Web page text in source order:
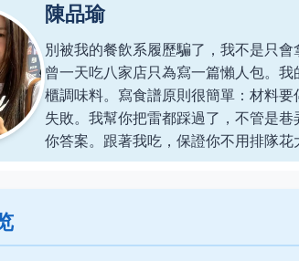
陳品瑜
別被我的餐飲系履歷騙了，我不是只
曾一天吃八家店只為寫一篇懶人包。
櫃調味料。寫食譜原則很簡單：材料
失敗。我幫你把雷都踩過了，不管是
你答案。跟著我吃，保證你不用排隊花